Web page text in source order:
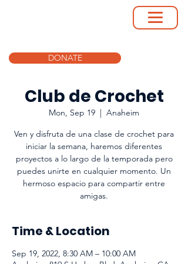
DONATE
Club de Crochet
Mon, Sep 19
  |
Anaheim
Ven y disfruta de una clase de crochet para
iniciar la semana, haremos diferentes
proyectos a lo largo de la temporada pero
puedes unirte en cualquier momento. Un
hermoso espacio para compartir entre
amigas.
Time & Location
Sep 19, 2022, 8:30 AM – 10:00 AM